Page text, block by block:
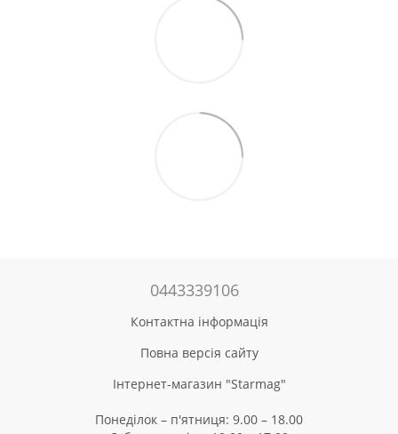
0443339106
Контактна інформація
Повна версія сайту
Інтернет-магазин "Starmag"
Понеділок – п'ятниця: 9.00 – 18.00